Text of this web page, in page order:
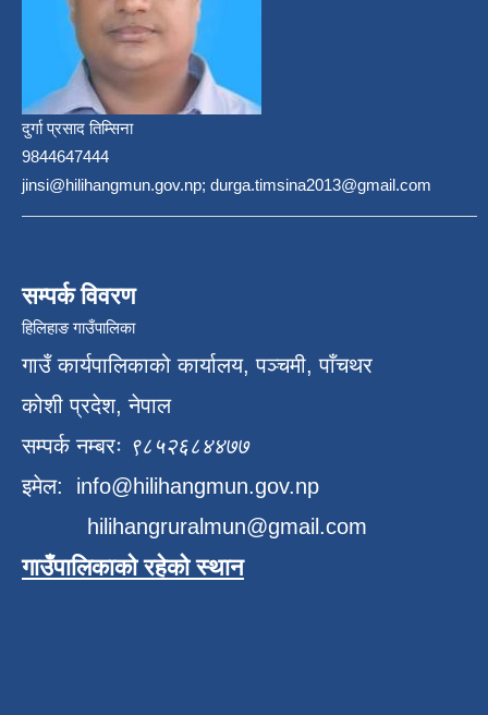
दुर्गा प्रसाद तिम्सिना
9844647444
jinsi@hilihangmun.gov.np; durga.timsina2013@gmail.com
सम्पर्क विवरण
हिलिहाङ गाउँपालिका
गाउँ कार्यपालिकाको कार्यालय, पञ्चमी, पाँचथर
कोशी प्रदेश, नेपाल
सम्पर्क नम्बरः ९८५२६८४४७७
इमेल: info@hilihangmun.gov.np
hilihangruralmun@gmail.com
गाउँपालिकाको रहेको स्थान